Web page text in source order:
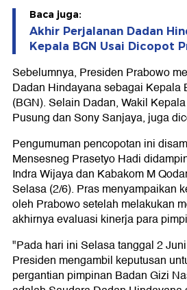
Baca juga:
Akhir Perjalanan Dadan
Kepala BGN Usai Dicopot
Sebelumnya, Presiden Prabowo
Dadan Hindayana sebagai Kepala
(BGN). Selain Dadan, Wakil
Pusung dan Sony Sanjaya, juga
Pengumuman pencopotan ini
Mensesneg Prasetyo Hadi
Indra Wijaya dan Kabakom M
Selasa (2/6). Pras menyampaikan
oleh Prabowo setelah melakukan
akhirnya evaluasi kinerja para
"Pada hari ini Selasa tanggal 2
Presiden mengambil keputusan
pergantian pimpinan Badan Gizi